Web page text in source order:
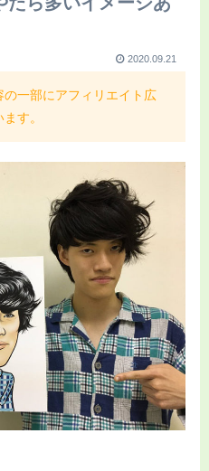
2020.09.21
一部にアフィリエイト広
す。